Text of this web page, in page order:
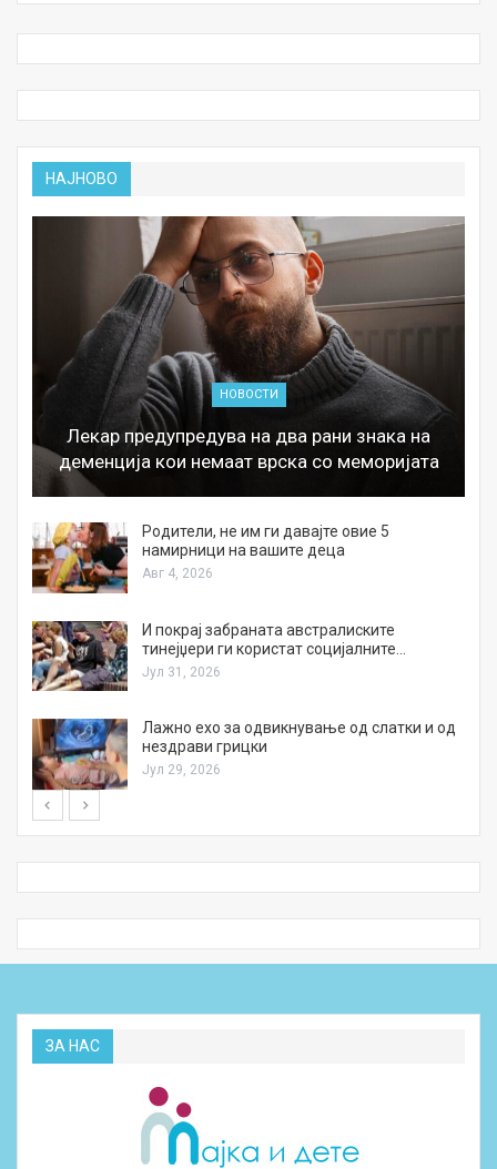
НАЈНОВО
НОВОСТИ
Лекар предупредува на два рани знака на
деменција кои немаат врска со меморијата
Родители, не им ги давајте овие 5
намирници на вашите деца
Авг 4, 2026
И покрај забраната австралиските
тинејџери ги користат социјалните…
Јул 31, 2026
Лажно ехо за одвикнување од слатки и од
нездрави грицки
Јул 29, 2026
ЗА НАС